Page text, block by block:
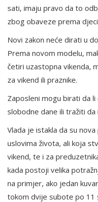
sati, imaju pravo da to
zbog obaveze prema
Novi zakon neće dirati u
Prema novom modelu,
četiri uzastopna vikenda,
za vikend ili praznike.
Zaposleni mogu birati da
slobodne dane ili tražiti da
Vlada je istakla da su
uslovima života, ali koja
vikend, te i za
kada postoji velika
na primjer, ako jedan
tokom dvije subote po 11